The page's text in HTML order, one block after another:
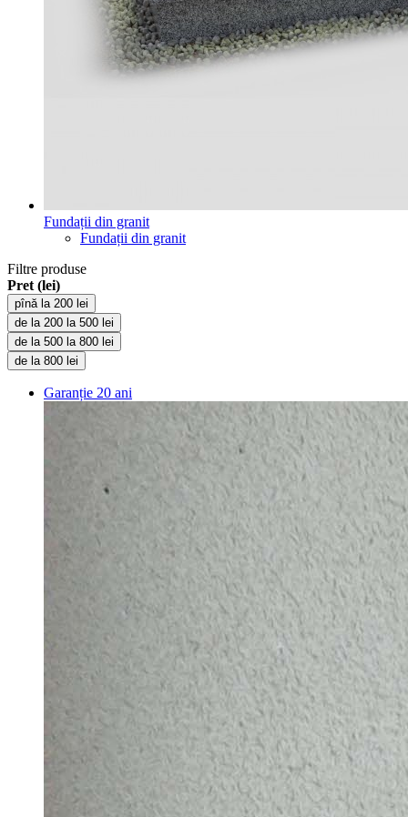
Fundații din granit
Fundații din granit
Filtre produse
Pret (lei)
pînă la 200 lei
de la 200 la 500 lei
de la 500 la 800 lei
de la 800 lei
Garanție 20 ani